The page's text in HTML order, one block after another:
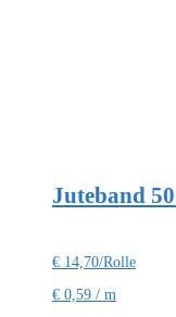
Juteband
€ 14,70/Rolle
€ 0,59 / m